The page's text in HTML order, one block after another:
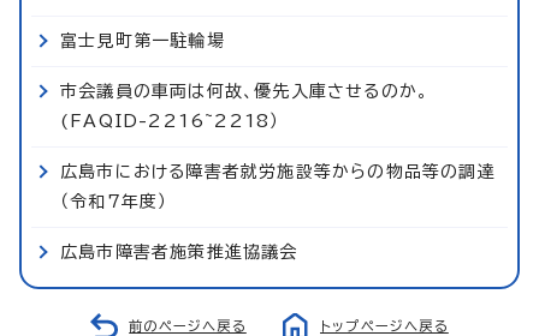
富士見町第一駐輪場
市会議員の車両は何故、優先入庫させるのか。
(FAQID-2216~2218）
広島市における障害者就労施設等からの物品等の調達
（令和7年度）
広島市障害者施策推進協議会
前のページへ戻る トップページへ戻る